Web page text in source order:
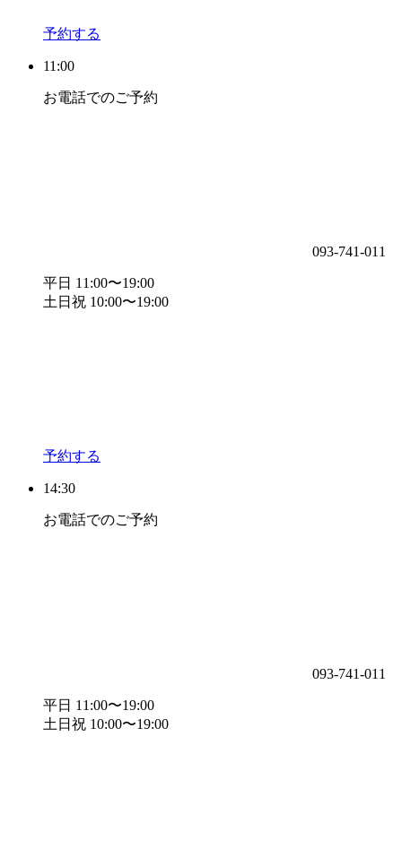
予約する
11:00
お電話でのご予約
093-741-011
平日 11:00〜19:00
土日祝 10:00〜19:00
予約する
14:30
お電話でのご予約
093-741-011
平日 11:00〜19:00
土日祝 10:00〜19:00